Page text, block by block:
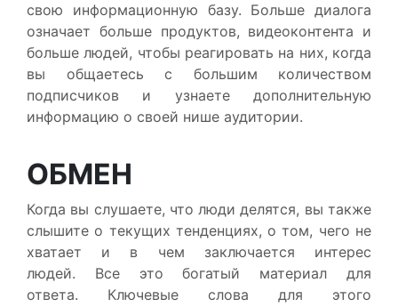
свою информационную базу. Больше диалога
означает больше продуктов, видеоконтента и
больше людей, чтобы реагировать на них, когда
вы общаетесь с большим количеством
подписчиков и узнаете дополнительную
информацию о своей нише аудитории.
ОБМЕН
Когда вы слушаете, что люди делятся, вы также
слышите о текущих тенденциях, о том, чего не
хватает и в чем заключается интерес
людей. Все это богатый материал для
ответа. Ключевые слова для этого